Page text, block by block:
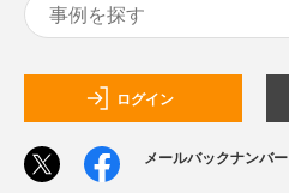
ログイン
メールバックナンバー